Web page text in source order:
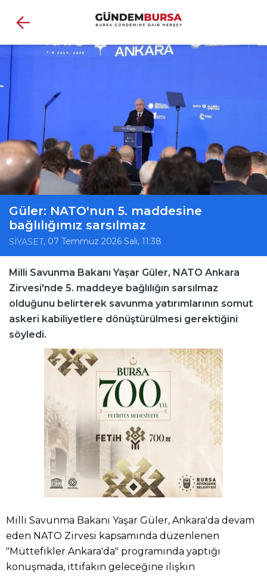
Güler: NATO'nun 5. maddesine
bağlılığımız sarsılmaz
SİYASET, 07 Temmuz 2026 Salı, 11:38
Milli Savunma Bakanı Yaşar Güler, NATO Ankara
Zirvesi'nde 5. maddeye bağlılığın sarsılmaz
olduğunu belirterek savunma yatırımlarının somut
askeri kabiliyetlere dönüştürülmesi gerektiğini
söyledi.
Milli Savunma Bakanı Yaşar Güler, Ankara'da devam
eden NATO Zirvesi kapsamında düzenlenen
"Müttefikler Ankara'da" programında yaptığı
konuşmada, ittifakın geleceğine ilişkin